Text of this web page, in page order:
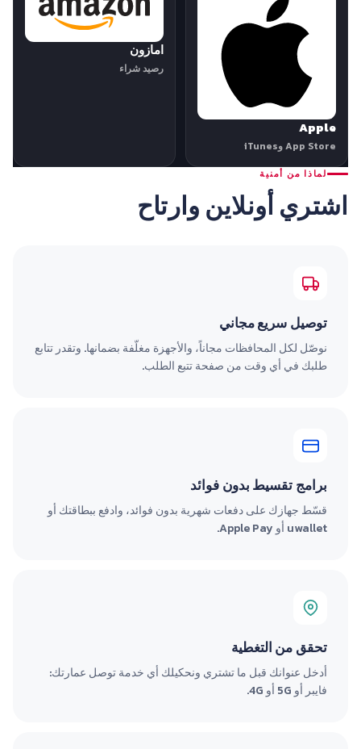
Apple
App Store وiTunes
امازون
رصيد شراء
لماذا من أمنية
اشتري أونلاين وارتاح
توصيل سريع مجاني
نوصّل لكل المحافظات مجاناً، والأجهزة مغلّفة بضمانها. وتقدر تتابع
طلبك في أي وقت من صفحة تتبع الطلب.
برامج تقسيط بدون فوائد
قسّط جهازك على دفعات شهرية بدون فوائد، وادفع ببطاقتك أو
uwallet أو Apple Pay.
تحقق من التغطية
أدخل عنوانك قبل ما تشتري ونحكيلك أي خدمة توصل عمارتك:
فايبر أو 5G أو 4G.